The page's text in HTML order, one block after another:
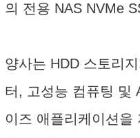
의 전용 NAS NVMe
양사는 HDD 스토리
터, 고성능 컴퓨팅 및
이즈 애플리케이션을